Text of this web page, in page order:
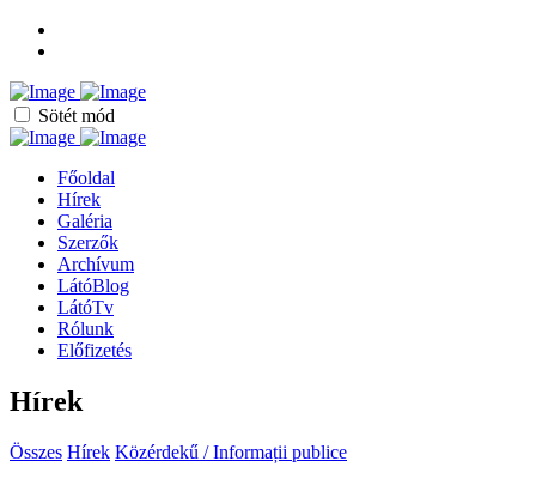
Sötét mód
Főoldal
Hírek
Galéria
Szerzők
Archívum
LátóBlog
LátóTv
Rólunk
Előfizetés
Hírek
Összes Hírek Közérdekű / Informații publice